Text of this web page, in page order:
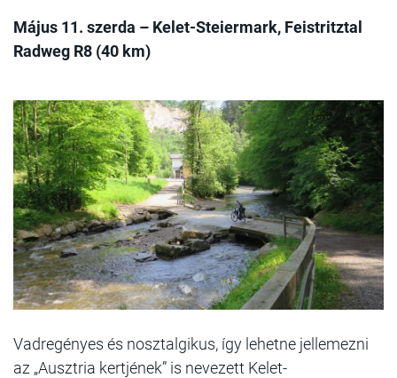
Május 11. szerda – Kelet-Steiermark, Feistritztal
Radweg R8 (40 km)
Vadregényes és nosztalgikus, így lehetne jellemezni
az „Ausztria kertjének” is nevezett Kelet-